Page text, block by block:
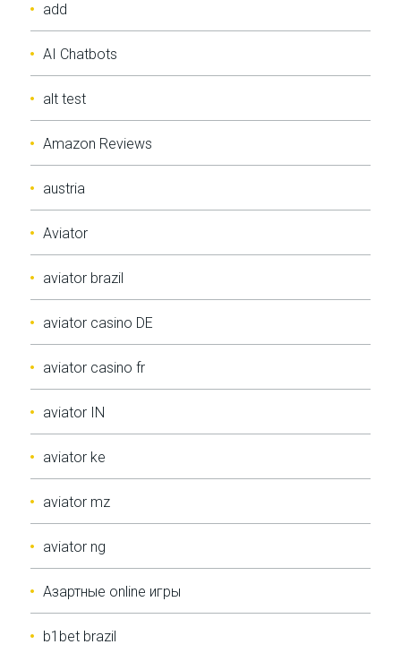
add
AI Chatbots
alt test
Amazon Reviews
austria
Aviator
aviator brazil
aviator casino DE
aviator casino fr
aviator IN
aviator ke
aviator mz
aviator ng
Aзартные online игры
b1bet brazil